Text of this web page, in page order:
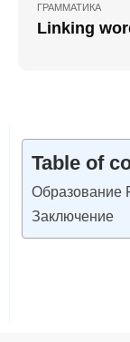
ГРАММАТИКА
Linking
Table of
Образование
Заключение